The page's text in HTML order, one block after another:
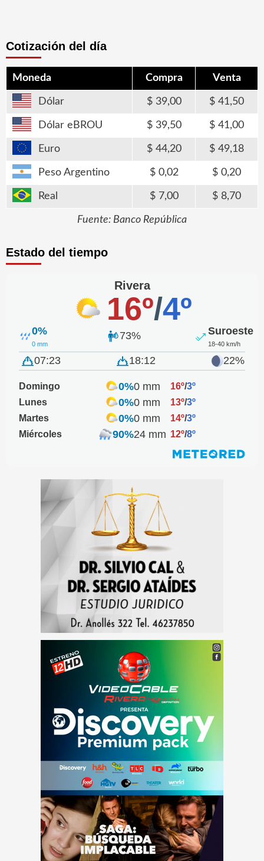
Cotización del día
Moneda Compra Venta
Dólar 39,00 41,50
Dólar eBROU 39,50 41,00
Euro 44,20 49,18
Peso Argentino 0,02 0,20
Real 7,00 8,70
Fuente: Banco República
Estado del tiempo
Rivera
16º/4º
0%
0 mm
73% Suroeste
18-40 km/h
07:23 18:12 22%
Domingo 0%0 mm 16º/3º
Lunes
0%0 mm 13º/3º
Martes
0%0 mm 14º/3º
Miércoles
90%24 mm 12º/8º